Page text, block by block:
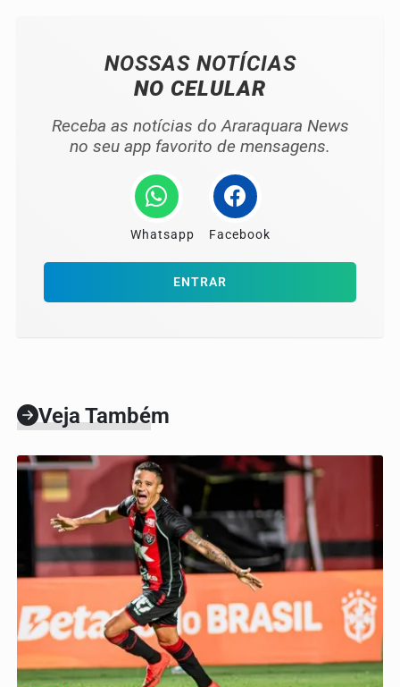
NOSSAS NOTÍCIAS
NO CELULAR
Receba as notícias do Araraquara News
no seu app favorito de mensagens.
Whatsapp Facebook
ENTRAR
Veja Também